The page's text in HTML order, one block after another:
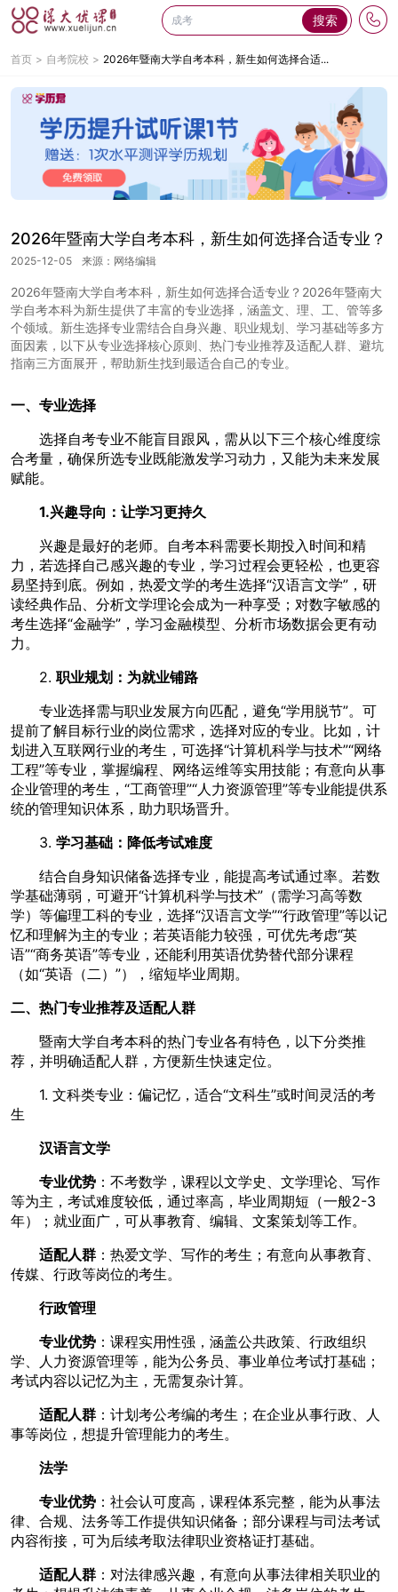
搜索
首页 自考院校 2026年暨南大学自考本科，新生如何选择合适...
2026年暨南大学自考本科，新生如何选择合适专业？
2025-12-05 来源：网络编辑
2026年暨南大学自考本科，新生如何选择合适专业？2026年暨南大
学自考本科为新生提供了丰富的专业选择，涵盖文、理、工、管等多
个领域。新生选择专业需结合自身兴趣、职业规划、学习基础等多方
面因素，以下从专业选择核心原则、热门专业推荐及适配人群、避坑
指南三方面展开，帮助新生找到最适合自己的专业。
一、专业选择
选择自考专业不能盲目跟风，需从以下三个核心维度综
合考量，确保所选专业既能激发学习动力，又能为未来发展
赋能。
1.兴趣导向：让学习更持久
兴趣是最好的老师。自考本科需要长期投入时间和精
力，若选择自己感兴趣的专业，学习过程会更轻松，也更容
易坚持到底。例如，热爱文学的考生选择“汉语言文学”，研
读经典作品、分析文学理论会成为一种享受；对数字敏感的
考生选择“金融学”，学习金融模型、分析市场数据会更有动
力。
2. 职业规划：为就业铺路
专业选择需与职业发展方向匹配，避免“学用脱节”。可
提前了解目标行业的岗位需求，选择对应的专业。比如，计
划进入互联网行业的考生，可选择“计算机科学与技术”“网络
工程”等专业，掌握编程、网络运维等实用技能；有意向从事
企业管理的考生，“工商管理”“人力资源管理”等专业能提供系
统的管理知识体系，助力职场晋升。
3. 学习基础：降低考试难度
结合自身知识储备选择专业，能提高考试通过率。若数
学基础薄弱，可避开“计算机科学与技术”（需学习高等数
学）等偏理工科的专业，选择“汉语言文学”“行政管理”等以记
忆和理解为主的专业；若英语能力较强，可优先考虑“英
语”“商务英语”等专业，还能利用英语优势替代部分课程
（如“英语（二）”），缩短毕业周期。
二、热门专业推荐及适配人群
暨南大学自考本科的热门专业各有特色，以下分类推
荐，并明确适配人群，方便新生快速定位。
1. 文科类专业：偏记忆，适合“文科生”或时间灵活的考
生
汉语言文学
专业优势 ：不考数学，课程以文学史、文学理论、写作
等为主，考试难度较低，通过率高，毕业周期短（一般2-3
年）；就业面广，可从事教育、编辑、文案策划等工作。
适配人群 ：热爱文学、写作的考生；有意向从事教育、
传媒、行政等岗位的考生。
行政管理
专业优势 ：课程实用性强，涵盖公共政策、行政组织
学、人力资源管理等，能为公务员、事业单位考试打基础；
考试内容以记忆为主，无需复杂计算。
适配人群 ：计划考公考编的考生；在企业从事行政、人
事等岗位，想提升管理能力的考生。
法学
专业优势 ：社会认可度高，课程体系完整，能为从事法
律、合规、法务等工作提供知识储备；部分课程与司法考试
内容衔接，可为后续考取法律职业资格证打基础。
适配人群 ：对法律感兴趣，有意向从事法律相关职业的